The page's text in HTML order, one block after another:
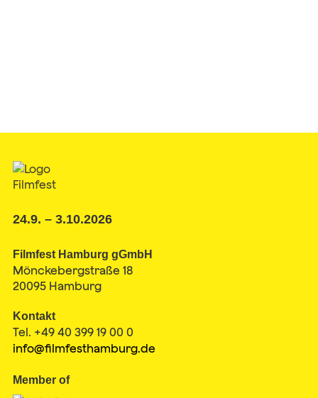
24.9. – 3.10.2026
Filmfest Hamburg gGmbH
Mönckebergstraße 18
20095 Hamburg
Kontakt
Tel. +49 40 399 19 00 0
info@filmfesthamburg.de
Member of